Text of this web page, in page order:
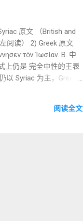
原文 （British and
τὸν Ἰωσίαν. B. 中
上仍是 完全中性的王表
Syriac 为主，Greek
阅读全文